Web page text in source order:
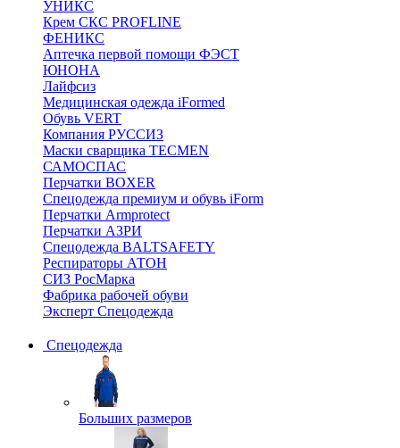
УНИКС
Крем СКС PROFLINE
ФЕНИКС
Аптечка первой помощи ФЭСТ
ЮНОНА
Лайфсиз
Медицинская одежда iFormed
Обувь VERT
Компания РУССИЗ
Маски сварщика TECMEN
САМОСПАС
Перчатки BOXER
Спецодежда премиум и обувь iForm
Перчатки Armprotect
Перчатки АЗРИ
Спецодежда BALTSAFETY
Респираторы АТОН
СИЗ РосМарка
Фабрика рабочей обуви
Эксперт Спецодежда
Спецодежда
Больших размеров